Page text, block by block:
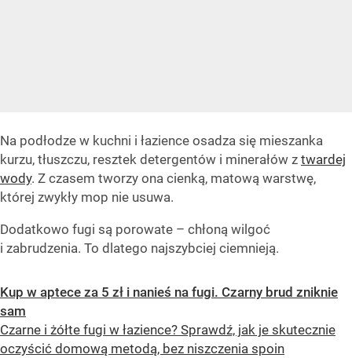
Na podłodze w kuchni i łazience osadza się mieszanka
kurzu, tłuszczu, resztek detergentów i minerałów z twardej
wody. Z czasem tworzy ona cienką, matową warstwę,
której zwykły mop nie usuwa.
Dodatkowo fugi są porowate – chłoną wilgoć
i zabrudzenia. To dlatego najszybciej ciemnieją.
Kup w aptece za 5 zł i nanieś na fugi. Czarny brud zniknie
sam
Czarne i żółte fugi w łazience? Sprawdź, jak je skutecznie
oczyścić domową metodą, bez niszczenia spoin